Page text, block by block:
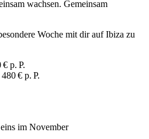
wachsen. Gemeinsam
Woche mit dir auf Ibiza zu
p. P.
€ p. P.
im November